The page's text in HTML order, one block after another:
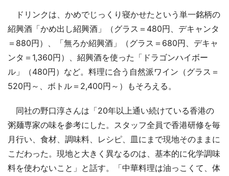
ドリンクは、かめでじっくり寝かせたという単一銘柄の
紹興酒「かめ出し紹興酒」（グラス＝480円、デキャンタ
＝880円）、「無ろか紹興酒」（グラス＝680円、デキャ
ンタ＝1,360円）、紹興酒を使った「ドラゴンハイボー
ル」（480円）など。料理に合う自然派ワイン（グラス＝
520円～、ボトル＝2,400円～）もそろえる。
同社の野口淳さんは「20年以上通い続けている香港の
粥麺専家の味を参考にした。スタッフ全員で香港研修を毎
月行い、食材、調味料、レシピ、皿にまで現地そのままに
こだわった。現地と大きく異なるのは、基本的に化学調味
料を使わないこと」と話す。「中華料理は油っこくて、体